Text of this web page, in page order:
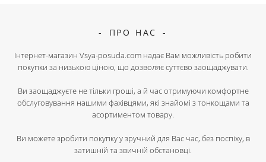
ПРО НАС
Інтернет-магазин Vsya-posuda.com надає Вам можливість робити
покупки за низькою ціною, що дозволяє суттєво заощаджувати.
Ви заощаджуєте не тільки гроші, а й час отримуючи комфортне
обслуговування нашими фахівцями, які знайомі з тонкощами та
асортиментом товару.
Ви можете зробити покупку у зручний для Вас час, без поспіху, в
затишній та звичній обстановці.